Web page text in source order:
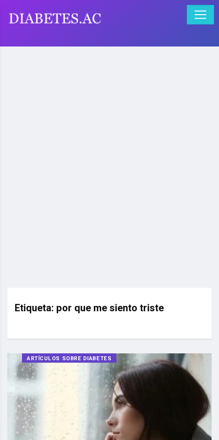
Etiqueta: por que me siento triste
ARTÍCULOS SOBRE DIABETES